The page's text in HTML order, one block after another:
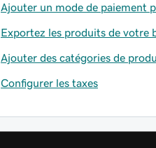
Ajouter un mode de paiement
Exportez les produits de votre
Ajouter des catégories de
Configurer les taxes